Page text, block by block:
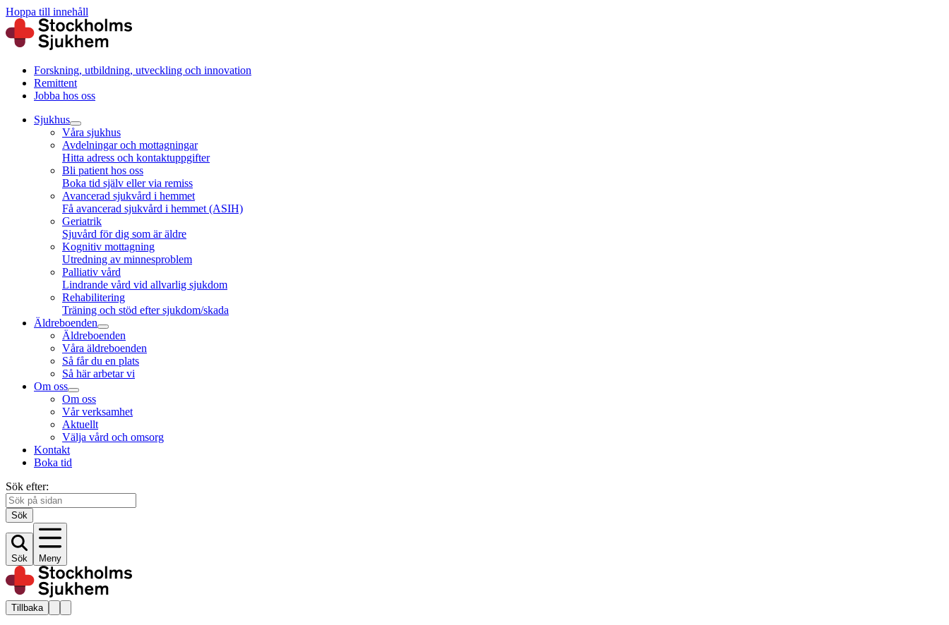
Hoppa till innehåll
Forskning, utbildning, utveckling och innovation
Remittent
Jobba hos oss
Sjukhus
Våra sjukhus
Avdelningar och mottagningar
Hitta adress och kontaktuppgifter
Bli patient hos oss
Boka tid själv eller via remiss
Avancerad sjukvård i hemmet
Få avancerad sjukvård i hemmet (ASIH)
Geriatrik
Sjuvård för dig som är äldre
Kognitiv mottagning
Utredning av minnesproblem
Palliativ vård
Lindrande vård vid allvarlig sjukdom
Rehabilitering
Träning och stöd efter sjukdom/skada
Äldreboenden
Äldreboenden
Våra äldreboenden
Så får du en plats
Så här arbetar vi
Om oss
Om oss
Vår verksamhet
Aktuellt
Välja vård och omsorg
Kontakt
Boka tid
Sök efter:
Sök
Sök Meny
Tillbaka